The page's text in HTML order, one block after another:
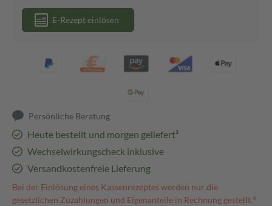
E-Rezept einlösen
Persönliche Beratung
Heute bestellt und morgen geliefert³
Wechselwirkungscheck inklusive
Versandkostenfreie Lieferung
Bei der Einlösung eines Kassenrezeptes werden nur die
gesetzlichen Zuzahlungen und Eigenanteile in Rechnung gestellt.⁴